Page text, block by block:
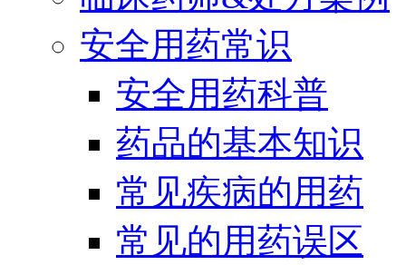
安全用药常识
安全用药科普
药品的基本知识
常见疾病的用药
常见的用药误区